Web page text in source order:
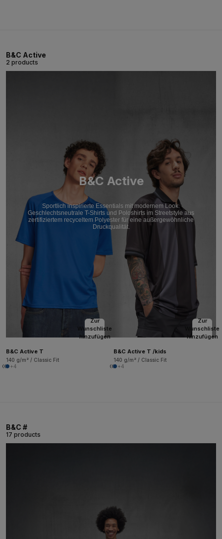
B&C Active
2 products
B&C Active
Sportlich inspirierte Essentials mit modernem Look.
Geschlechtsneutrale T-Shirts und Poloshirts im Streetstyle aus
zertifiziertem recyceltem Polyester für eine außergewöhnliche
Druckqualität.
Zur
Wunschliste
hinzufügen
B&C Active T
140 g/m² / Classic Fit
+4
Zur
Wunschliste
hinzufügen
B&C Active T /kids
140 g/m² / Classic Fit
+4
B&C #
17 products